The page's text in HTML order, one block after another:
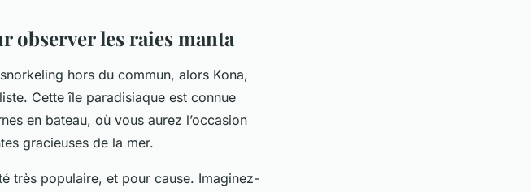
observer les raies manta
hors du commun, alors Kona,
Cette île paradisiaque est connue
en bateau, où vous aurez l’occasion
gracieuses de la mer.
très populaire, et pour cause. Imaginez-